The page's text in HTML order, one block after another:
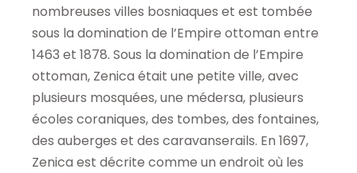
nombreuses villes bosniaques et est tombée
sous la domination de l’Empire ottoman entre
1463 et 1878. Sous la domination de l’Empire
ottoman, Zenica était une petite ville, avec
plusieurs mosquées, une médersa, plusieurs
écoles coraniques, des tombes, des fontaines,
des auberges et des caravanserails. En 1697,
Zenica est décrite comme un endroit où les